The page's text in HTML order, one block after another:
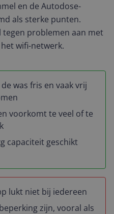
en de Autodose-
als sterke punten.
tegen problemen aan met
wifi-netwerk.
was fris en vaak vrij
voorkomt te veel of te
capaciteit geschikt
lukt niet bij iedereen
zijn, vooral als